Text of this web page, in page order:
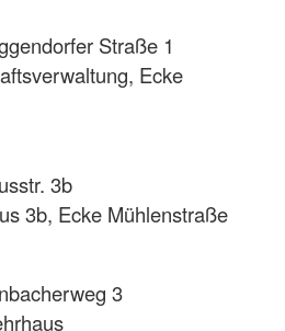
Straße 1
Ecke
3b
3b, Ecke Mühlenstraße
3